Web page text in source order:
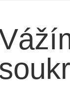
a kreativní